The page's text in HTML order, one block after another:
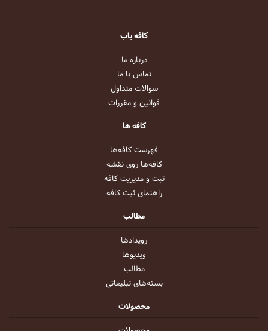
کافه یاب
درباره ما
تماس با ما
سوالات متداول
قوانین و مقررات
کافه ها
فهرست کافه‌ها
کافه‌ها روی نقشه
ثبت و مدیریت کافه
راهنمای ثبت کافه
مطالب
رویداد‌ها
ویدیو‌ها
مطالب
بسته‌های تبلیغاتی
محصولات